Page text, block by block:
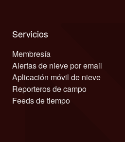
Servicios
Membresía
Alertas de nieve por email
Aplicación móvil de nieve
Reporteros de campo
Feeds de tiempo